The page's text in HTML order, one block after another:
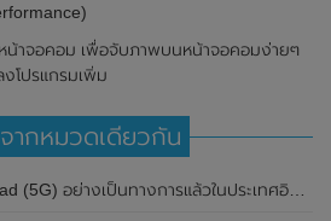
น้าจอคอม เพื่อจับภาพบนหน้าจอคอมง่ายๆ
โปรแกรมเพิ่ม
จากหมวดเดียวกัน
ะเทศอินเดีย มาพร้อมชิปเซ็ต Snapdragon 7s Gen 2 ของ Qualcomm และรองรับเครือข่าย 5G